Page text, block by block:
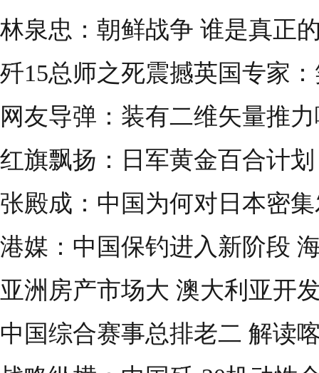
林泉忠：朝鲜战争 谁是真正
歼15总师之死震撼英国专家
网友导弹：装有二维矢量推
红旗飘扬：日军黄金百合计
张殿成：中国为何对日本密
港媒：中国保钓进入新阶段
亚洲房产市场大 澳大利亚开
中国综合赛事总排老二 解读